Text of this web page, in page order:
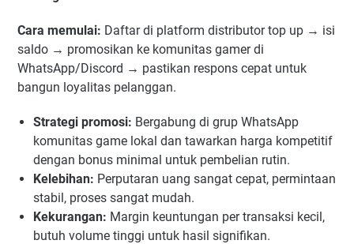
Cara memulai: Daftar di platform distributor top up → isi
saldo → promosikan ke komunitas gamer di
WhatsApp/Discord → pastikan respons cepat untuk
bangun loyalitas pelanggan.
Strategi promosi: Bergabung di grup WhatsApp
komunitas game lokal dan tawarkan harga kompetitif
dengan bonus minimal untuk pembelian rutin.
Kelebihan: Perputaran uang sangat cepat, permintaan
stabil, proses sangat mudah.
Kekurangan: Margin keuntungan per transaksi kecil,
butuh volume tinggi untuk hasil signifikan.